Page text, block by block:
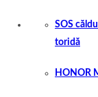
SOS
toridă
HONOR